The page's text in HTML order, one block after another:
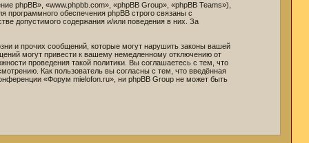
phpBB», «www.phpbb.com», «phpBB Group», «phpBB Teams»),
программного обеспечения phpBB строго связаны с
допустимого содержания и/или поведения в них. За
и прочих сообщений, которые могут нарушить законы вашей
могут привести к вашему немедленному отключению от
проведения такой политики. Вы соглашаетесь с тем, что
Как пользователь вы согласны с тем, что введённая
«Форум mielofon.ru», ни phpBB Group не может быть